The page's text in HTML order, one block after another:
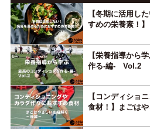
【冬期に活用し
すめの栄養素！】
【栄養指導から
作る-編- Vol.2
【コンディショ
食材！】まごは